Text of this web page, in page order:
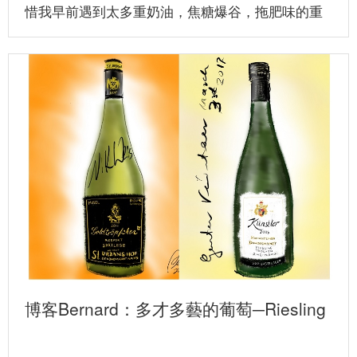
惜我早前遇到太多重奶油，焦糖爆谷，拖肥味的重
木桶...
博客Bernard：多才多藝的葡萄─Riesling